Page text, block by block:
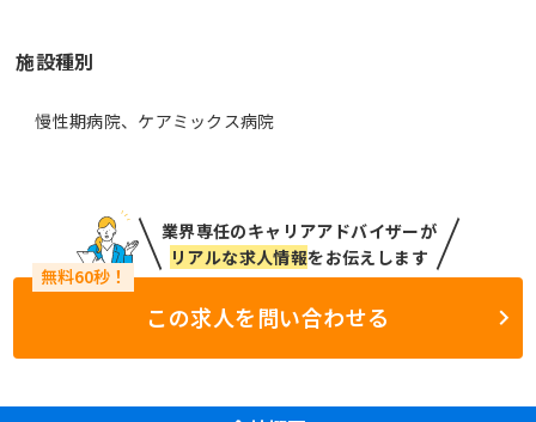
施設種別
慢性期病院、ケアミックス病院
業界専任のキャリアアドバイザーが
リアルな求人情報をお伝えします
この求人を問い合わせる